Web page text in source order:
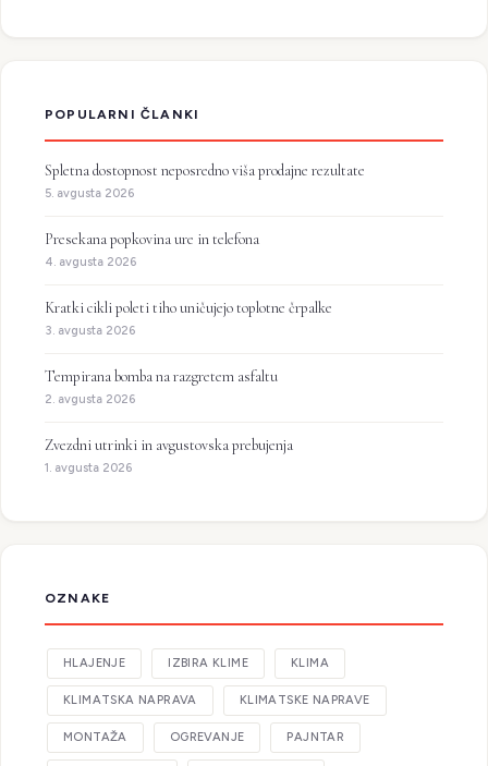
POPULARNI ČLANKI
Spletna dostopnost neposredno viša prodajne rezultate
5. avgusta 2026
Presekana popkovina ure in telefona
4. avgusta 2026
Kratki cikli poleti tiho uničujejo toplotne črpalke
3. avgusta 2026
Tempirana bomba na razgretem asfaltu
2. avgusta 2026
Zvezdni utrinki in avgustovska prebujenja
1. avgusta 2026
OZNAKE
HLAJENJE IZBIRA KLIME KLIMA
KLIMATSKA NAPRAVA KLIMATSKE NAPRAVE
MONTAŽA OGREVANJE PAJNTAR